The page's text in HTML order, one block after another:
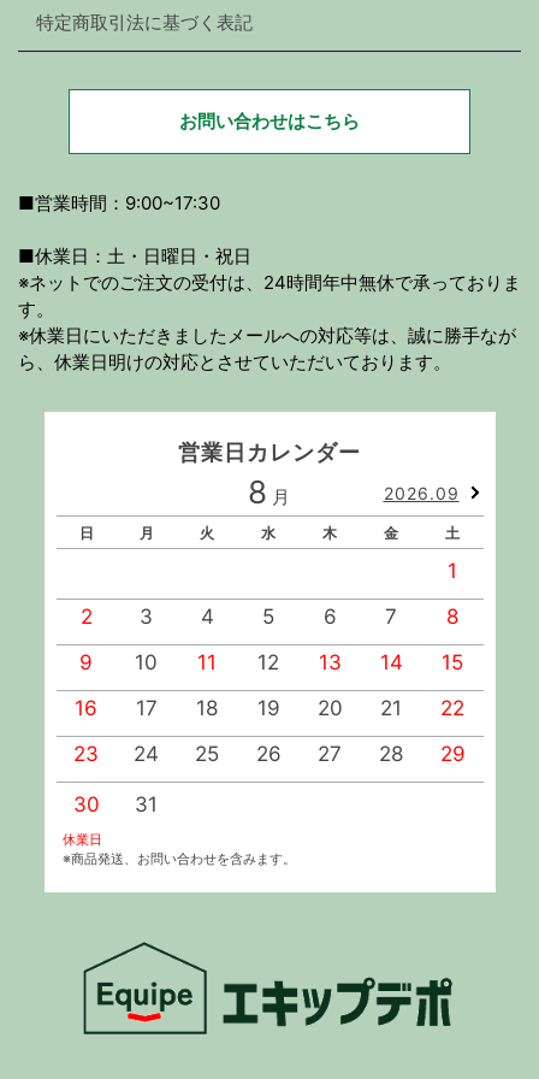
特定商取引法に基づく表記
お問い合わせはこちら
■営業時間：9:00~17:30
■休業日：土・日曜日・祝日
※ネットでのご注文の受付は、24時間年中無休で承っておりま
す。
※休業日にいただきましたメールへの対応等は、誠に勝手なが
ら、休業日明けの対応とさせていただいております。
営業日カレンダー
8 月 2026.09
日 月 火 水 木 金 土
1
2
3 4 5 6 7
8
9
10 11 12 13 14
15
16
17 18 19 20 21
22
23
24 25 26 27 28 29
30 31
休業日
※商品発送、お問い合わせを含みます。